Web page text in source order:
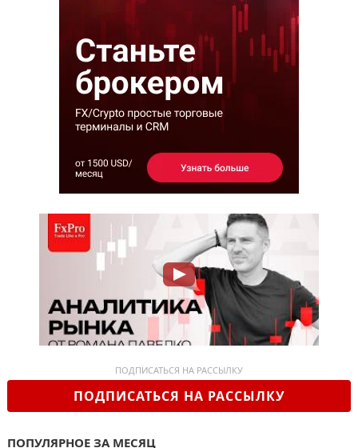
ПОДПИСАТЬСЯ НА РАССЫЛКУ
ПОДПИСАТЬСЯ НА РАССЫЛКУ
ПОПУЛЯРНОЕ ЗА МЕСЯЦ